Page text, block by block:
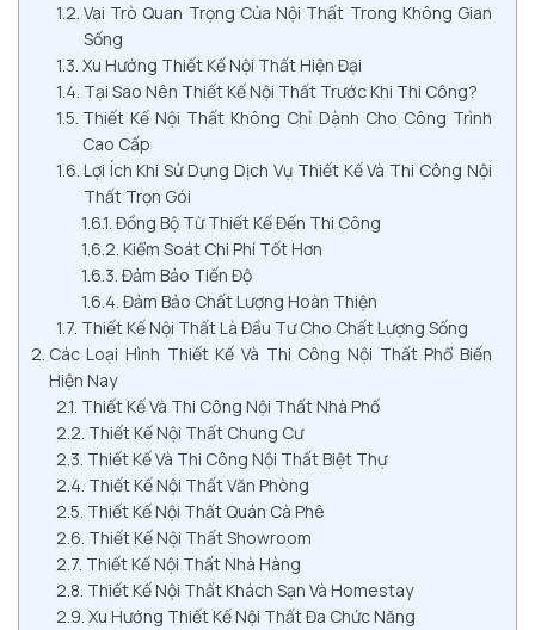
Vai Trò Quan Trọng Của Nội Thất Trong Không Gian
Sống
Xu Hướng Thiết Kế Nội Thất Hiện Đại
Tại Sao Nên Thiết Kế Nội Thất Trước Khi Thi Công?
Thiết Kế Nội Thất Không Chỉ Dành Cho Công Trình
Cao Cấp
Lợi Ích Khi Sử Dụng Dịch Vụ Thiết Kế Và Thi Công Nội
Thất Trọn Gói
Đồng Bộ Từ Thiết Kế Đến Thi Công
Kiểm Soát Chi Phí Tốt Hơn
Đảm Bảo Tiến Độ
Đảm Bảo Chất Lượng Hoàn Thiện
Thiết Kế Nội Thất Là Đầu Tư Cho Chất Lượng Sống
Các Loại Hình Thiết Kế Và Thi Công Nội Thất Phổ Biến
Hiện Nay
Thiết Kế Và Thi Công Nội Thất Nhà Phố
Thiết Kế Nội Thất Chung Cư
Thiết Kế Và Thi Công Nội Thất Biệt Thự
Thiết Kế Nội Thất Văn Phòng
Thiết Kế Nội Thất Quán Cà Phê
Thiết Kế Nội Thất Showroom
Thiết Kế Nội Thất Nhà Hàng
Thiết Kế Nội Thất Khách Sạn Và Homestay
Xu Hướng Thiết Kế Nội Thất Đa Chức Năng